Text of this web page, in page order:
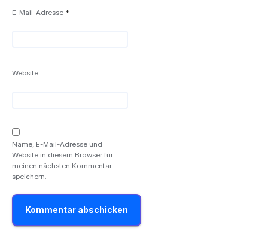
E-Mail-Adresse *
Website
Name, E-Mail-Adresse und
Website in diesem Browser für
meinen nächsten Kommentar
speichern.